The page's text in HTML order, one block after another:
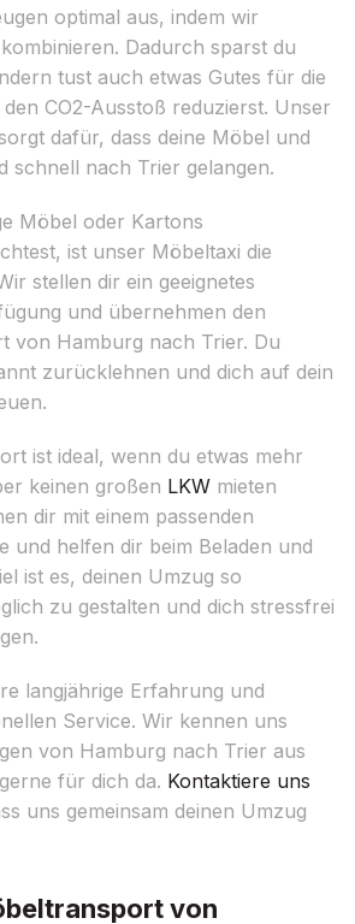
optimal aus, indem wir
Dadurch sparst du
tust auch etwas Gutes für die
CO2-Ausstoß reduzierst. Unser
dafür, dass deine Möbel und
schnell nach Trier gelangen.
Möbel oder Kartons
ist unser Möbeltaxi die
stellen dir ein geeignetes
und übernehmen den
von Hamburg nach Trier. Du
zurücklehnen und dich auf dein
ist ideal, wenn du etwas mehr
keinen großen LKW mieten
dir mit einem passenden
und helfen dir beim Beladen und
ist es, deinen Umzug so
zu gestalten und dich stressfrei
langjährige Erfahrung und
Service. Wir kennen uns
von Hamburg nach Trier aus
für dich da. Kontaktiere uns
uns gemeinsam deinen Umzug
von